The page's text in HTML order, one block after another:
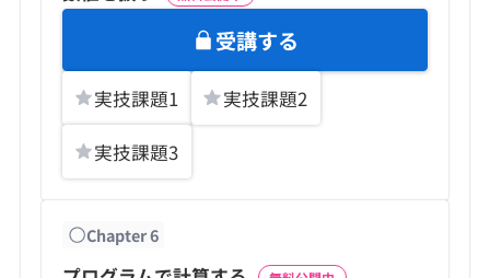
受講する
実技課題1 実技課題2
実技課題3
Chapter6